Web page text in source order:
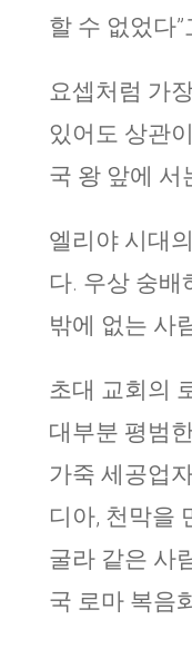
할 수 없었다”
요셉처럼 가
있어도 상관
국 왕 앞에 서
엘리야 시대
다. 우상 숭배
밖에 없는 사
초대 교회의
대부분 평범
가죽 세공업
디아, 천막을
굴라 같은 사
국 로마 복음